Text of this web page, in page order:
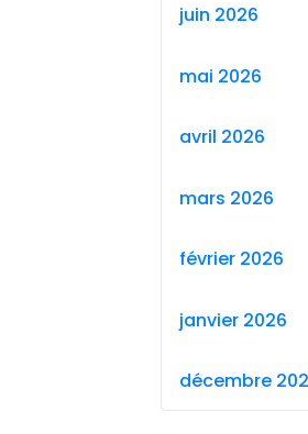
juin 2026
mai 2026
avril 2026
mars 2026
février 2026
janvier 2026
décembre